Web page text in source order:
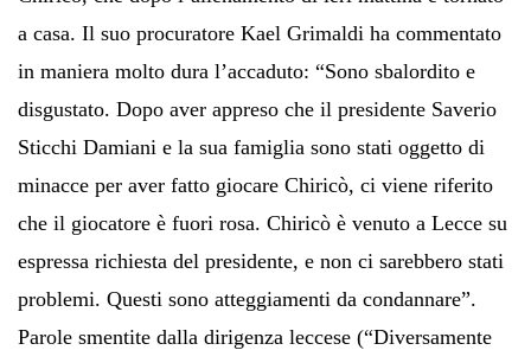
a casa. Il suo procuratore Kael Grimaldi ha commentato
in maniera molto dura l’accaduto: “Sono sbalordito e
disgustato. Dopo aver appreso che il presidente Saverio
Sticchi Damiani e la sua famiglia sono stati oggetto di
minacce per aver fatto giocare Chiricò, ci viene riferito
che il giocatore è fuori rosa. Chiricò è venuto a Lecce su
espressa richiesta del presidente, e non ci sarebbero stati
problemi. Questi sono atteggiamenti da condannare”.
Parole smentite dalla dirigenza leccese (“Diversamente